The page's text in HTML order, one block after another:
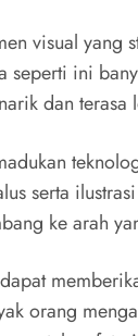
visual
ini
dan
serta
ke arah
orang